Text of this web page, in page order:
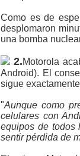
Como es de
desplomaron
una bomba
2.Motorola
Android). El
sigue
"Aunque como
celulares con
equipos de todos
sentir pérdida de